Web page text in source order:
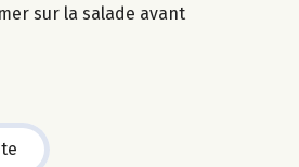
sur la salade avant